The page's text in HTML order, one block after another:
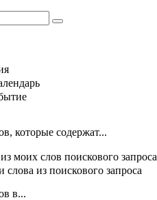
которые содержат...
из моих слов поискового запроса
слова из поискового запроса
в...